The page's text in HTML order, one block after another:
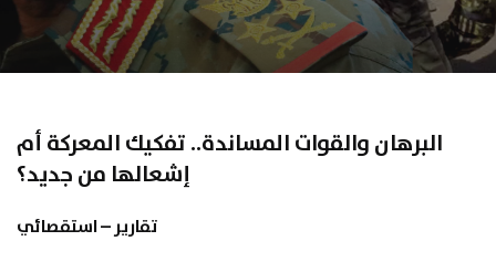
البرهان والقوات المساندة.. تفكيك المعركة أم
إشعالها من جديد؟
تقارير – استقصائي